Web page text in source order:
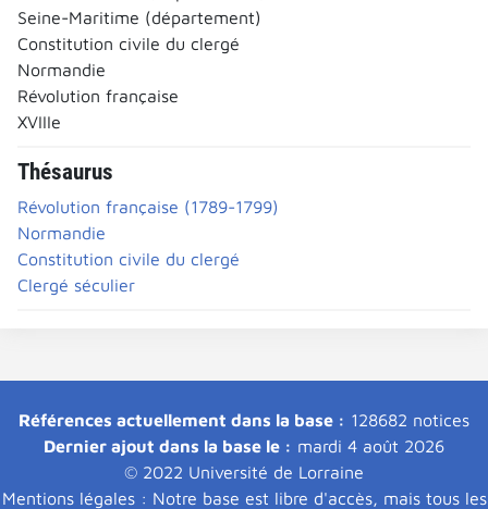
Seine-Maritime (département)
Constitution civile du clergé
Normandie
Révolution française
XVIIIe
Thésaurus
Révolution française (1789-1799)
Normandie
Constitution civile du clergé
Clergé séculier
Références actuellement dans la base : 128682 notices
Dernier ajout dans la base le : mardi 4 août 2026
© 2022 Université de Lorraine
Mentions légales : Notre base est libre d'accès, mais tous les